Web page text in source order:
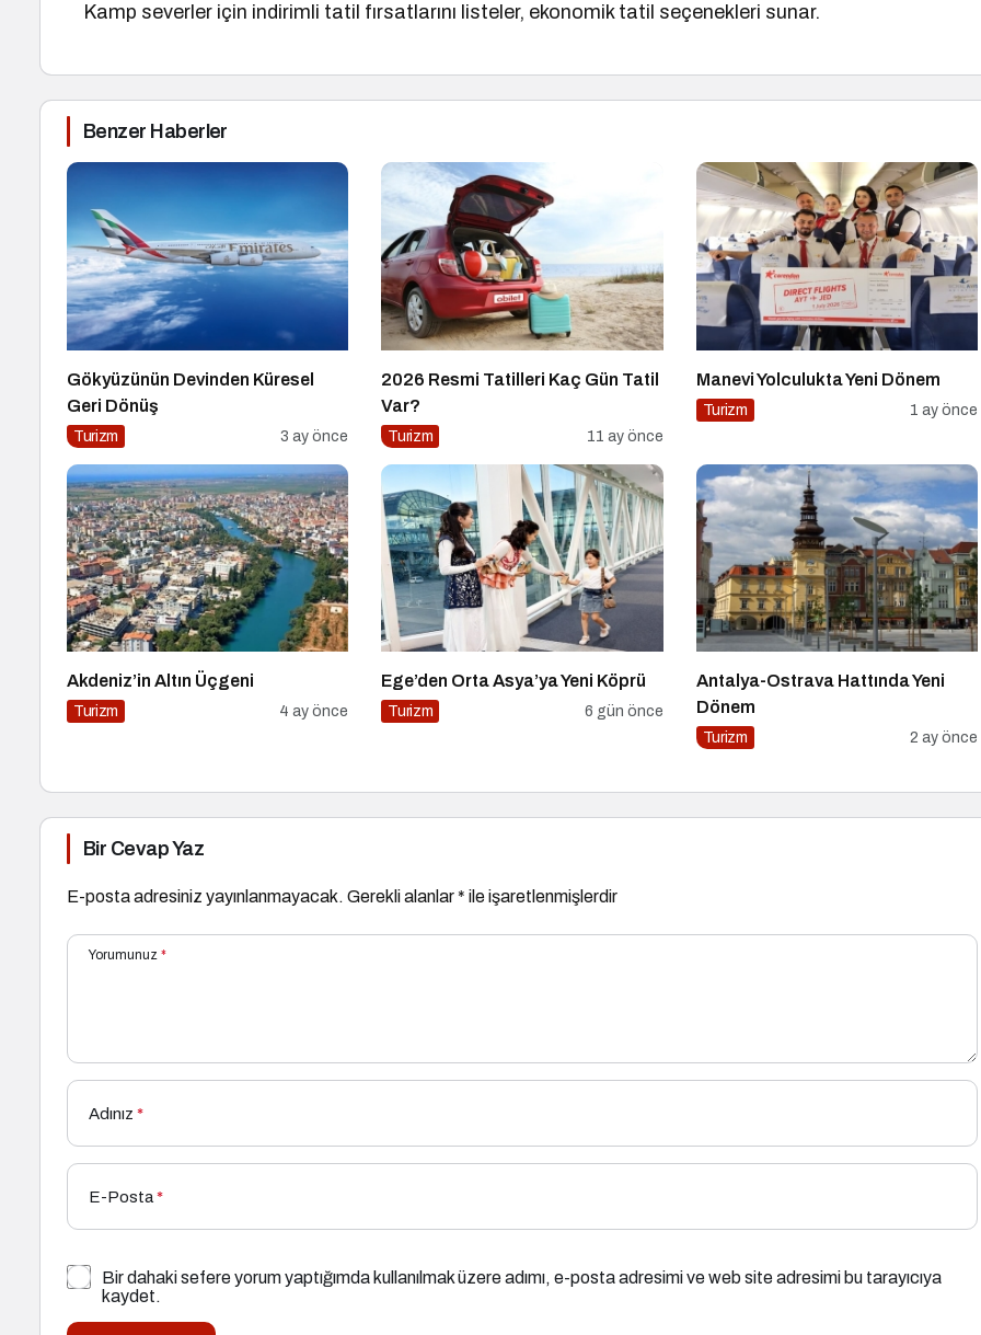
Kamp severler için indirimli tatil fırsatlarını listeler, ekonomik tatil seçenekleri sunar.
Benzer Haberler
Gökyüzünün Devinden Küresel
Geri Dönüş
Turizm 3 ay önce
2026 Resmi Tatilleri Kaç Gün Tatil
Var?
Turizm 11 ay önce
Manevi Yolculukta Yeni Dönem
Turizm 1 ay önce
Akdeniz’in Altın Üçgeni
Turizm 4 ay önce
Ege’den Orta Asya’ya Yeni Köprü
Turizm 6 gün önce
Antalya-Ostrava Hattında Yeni
Dönem
Turizm 2 ay önce
Bir Cevap Yaz
E-posta adresiniz yayınlanmayacak. Gerekli alanlar* ile işaretlenmişlerdir
Yorumunuz *
Adınız *
E-Posta*
Bir dahaki sefere yorum yaptığımda kullanılmak üzere adımı, e-posta adresimi ve web site adresimi bu tarayıcıya
kaydet.